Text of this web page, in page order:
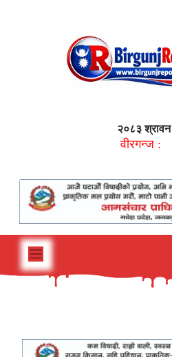
२०८३
वीरगन्ज :